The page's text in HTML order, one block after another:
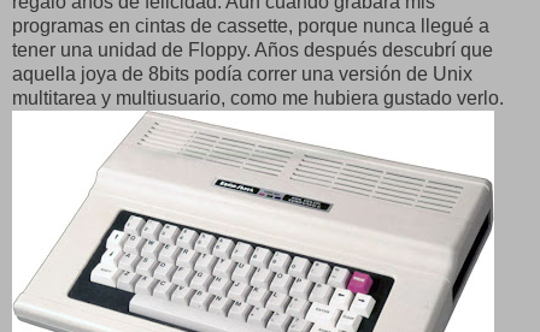
programas en cintas de cassette, porque nunca llegué a
tener una unidad de Floppy. Años después descubrí que
aquella joya de 8bits podía correr una versión de Unix
multitarea y multiusuario, como me hubiera gustado verlo.